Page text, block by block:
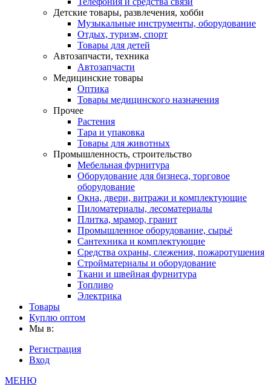
Детские товары, развлечения, хобби
Музыкальные инструменты, оборудование
Отдых, туризм, спорт
Товары для детей
Автозапчасти, техника
Автозапчасти
Медицинские товары
Оптика
Товары медицинского назначения
Прочее
Растения
Тара и упаковка
Товары для животных
Промышленность, строительство
Мебельная фурнитура
Оборудование для бизнеса, торговое
оборудование
Окна, двери, витражи и комплектующие
Пиломатериалы, лесоматериалы
Плитка, мрамор, гранит
Промышленное оборудование, сырьё
Сантехника и комплектующие
Средства охраны, слежения, пожаротушения
Стройматериалы и оборудование
Ткани и швейная фурнитура
Топливо
Электрика
Товары
Куплю оптом
Мы в:
Регистрация
Вход
МЕНЮ